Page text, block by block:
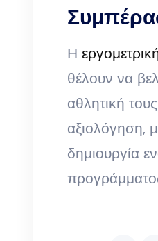
Η
θέλουν να
αθλητική
αξιολόγηση,
δημιουργία